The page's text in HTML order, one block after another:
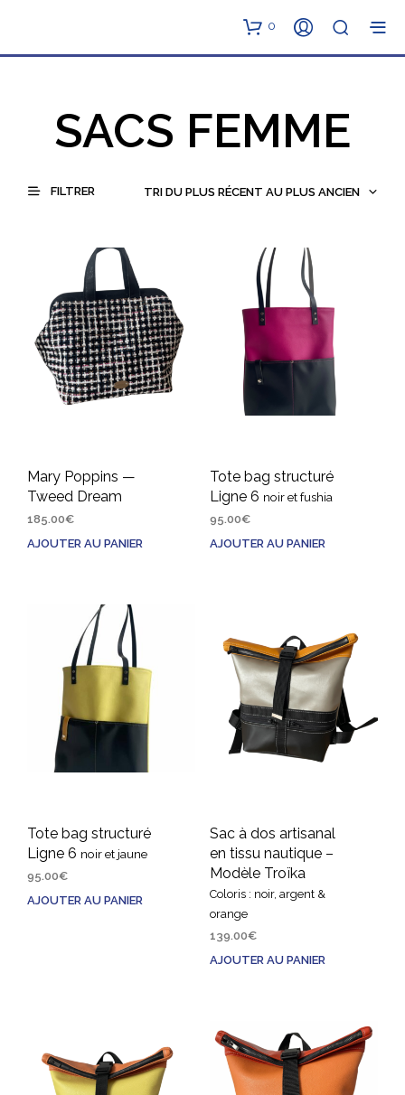
0
SACS FEMME
FILTRER TRI DU PLUS RÉCENT AU PLUS ANCIEN
Mary Poppins —
Tweed Dream
185.00€
AJOUTER AU PANIER
Tote bag structuré
Ligne 6 noir et fushia
95.00€
AJOUTER AU PANIER
Tote bag structuré
Ligne 6 noir et jaune
95.00€
AJOUTER AU PANIER
Sac à dos artisanal
en tissu nautique –
Modèle Troïka
Coloris : noir, argent &
orange
139.00€
AJOUTER AU PANIER